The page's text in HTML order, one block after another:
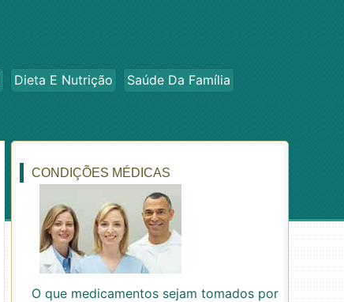
Dieta E Nutrição
Saúde Da Família
CONDIÇÕES MÉDICAS
O que medicamentos sejam tomados por